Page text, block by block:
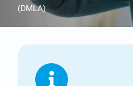
(DMLA)